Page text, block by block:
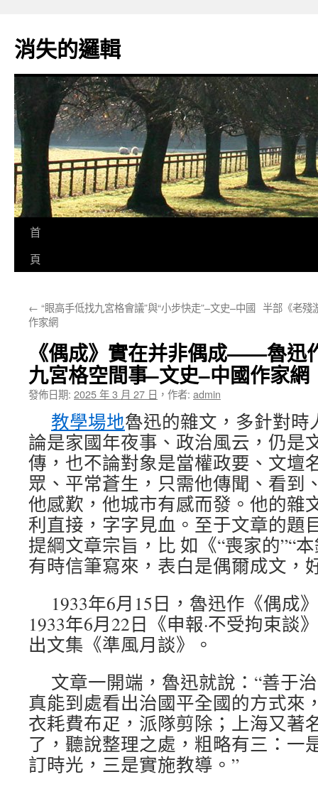
主
要
消失的邏輯
首
頁
← “眼高手低找九宮格會議”與“小步快走”–文史–中國
作家網
半部《老殘
《偶成》實在并非偶成——魯迅
九宮格空間事–文史–中國作家網
發佈日期: 2025 年 3 月 27 日 ， 作者: admin
教學場地魯迅的雜文，多針對
論是家國年夜事、政治風云，仍是
傳，也不論對象是當權政要、文壇
眾、平常蒼生，只需他傳聞、看到
他感歎，他城市有感而發。他的雜
利直接，字字見血。至于文章的題
提綱文章宗旨，比 如《“喪家的”“
有時信筆寫來，表白是偶爾成文，
1933年6月15日，魯迅作《偶成
1933年6月22日《申報·不受拘束談
出文集《準風月談》。
文章一開端，魯迅就說：“善于
真能到處看出治國平全國的方式來
衣耗費布疋，派隊剪除；上海又著
了，聽說整理之處，粗略有三：一
訂時光，三是實施教導。”